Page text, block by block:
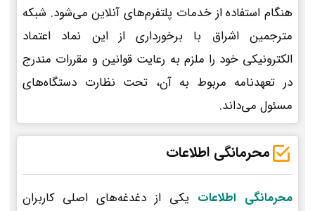
هنگام استفاده از خدمات پلتفرم‌های آنلاین می‌شود. شبکه
مترجمین اشراق با برخورداری از این نماد اعتماد
الکترونیکی خود را ملزم به رعایت قوانین و مقررات مندرج
در تعهدنامه مربوط به آن، تحت نظارت دستگاه‌های
مسئول می‌داند.
محرمانگی اطلاعات
محرمانگی اطلاعات یکی از دغدغه‌های اصلی کاربران